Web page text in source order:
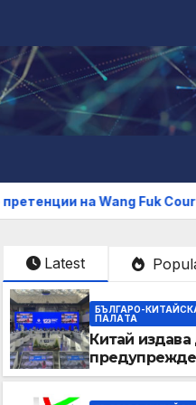
Fuk Court по план за
Latest
БЪЛГАРО-
ПАЛAТА
Китай
и пясъчни